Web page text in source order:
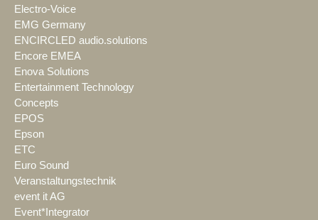
Electro-Voice
EMG Germany
ENCIRCLED audio.solutions
Encore EMEA
Enova Solutions
Entertainment Technology
Concepts
EPOS
Epson
ETC
Euro Sound
Veranstaltungstechnik
event it AG
Event*Integrator